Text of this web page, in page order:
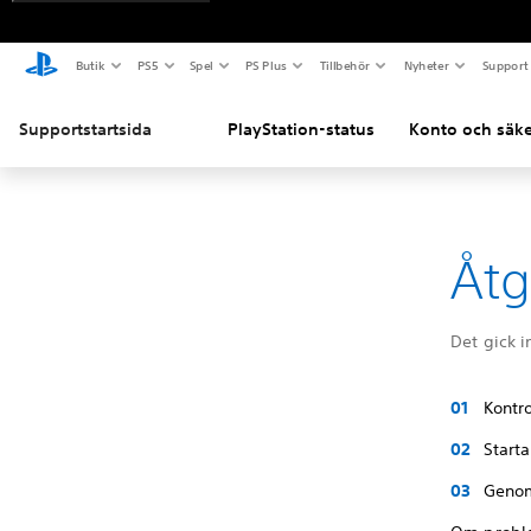
Butik PS5 Spel PS Plus Tillbehör Nyheter Support
Supportstartsida PlayStation-status Konto och
Det gick